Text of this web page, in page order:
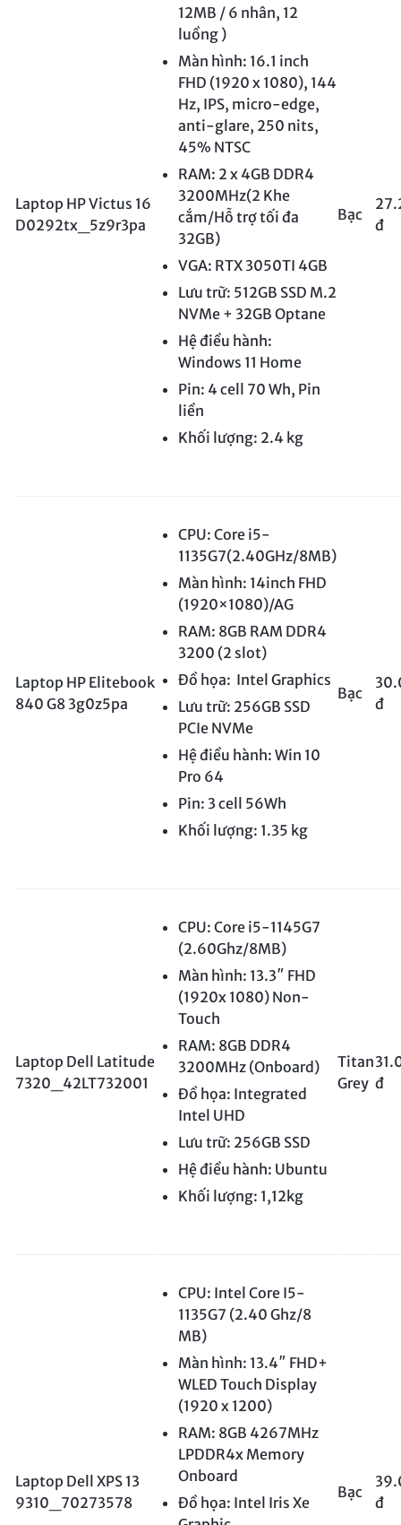
Laptop HP Victus 16
D0292tx_5z9r3pa
12MB / 6 nhân, 12
luồng )
Màn hình: 16.1 inch
FHD (1920 x 1080), 144
Hz, IPS, micro-edge,
anti-glare, 250 nits,
45% NTSC
RAM: 2 x 4GB DDR4
3200MHz(2 Khe
cắm/Hỗ trợ tối đa
32GB)
VGA: RTX 3050TI 4GB
Lưu trữ: 512GB SSD M.2
NVMe + 32GB Optane
Hệ điều hành:
Windows 11 Home
Pin: 4 cell 70 Wh, Pin
liền
Khối lượng: 2.4 kg
Bạc
đ
Laptop HP Elitebook
840 G8 3g0z5pa
CPU: Core i5-
1135G7(2.40GHz/8MB)
Màn hình: 14inch FHD
(1920×1080)/AG
RAM: 8GB RAM DDR4
3200 (2 slot)
Đồ họa: Intel Graphics
Lưu trữ: 256GB SSD
PCIe NVMe
Hệ điều hành: Win 10
Pro 64
Pin: 3 cell 56Wh
Khối lượng: 1.35 kg
Bạc
đ
Laptop Dell Latitude
7320_42LT732001
CPU: Core i5-1145G7
(2.60Ghz/8MB)
Màn hình: 13.3″ FHD
(1920x 1080) Non-
Touch
RAM: 8GB DDR4
3200MHz (Onboard)
Đồ họa: Integrated
Intel UHD
Lưu trữ: 256GB SSD
Hệ điều hành: Ubuntu
Khối lượng: 1,12kg
Titan
Grey đ
Laptop Dell XPS 13
9310_70273578
CPU: Intel Core I5-
1135G7 (2.40 Ghz/8
MB)
Màn hình: 13.4″ FHD+
WLED Touch Display
(1920 x 1200)
RAM: 8GB 4267MHz
LPDDR4x Memory
Onboard
Đồ họa: Intel Iris Xe
Bạc
đ